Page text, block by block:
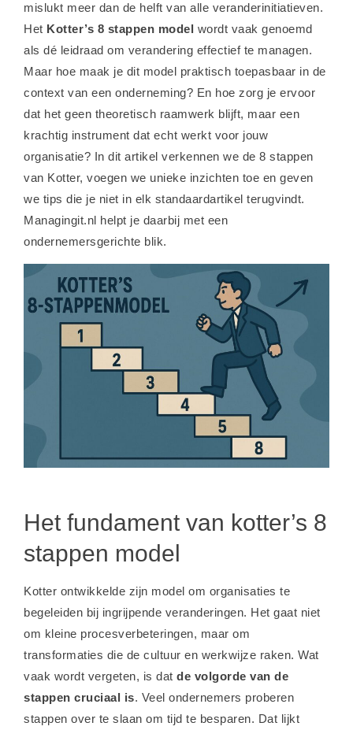
mislukt meer dan de helft van alle veranderinitiatieven.
Het Kotter’s 8 stappen model wordt vaak genoemd
als dé leidraad om verandering effectief te managen.
Maar hoe maak je dit model praktisch toepasbaar in de
context van een onderneming? En hoe zorg je ervoor
dat het geen theoretisch raamwerk blijft, maar een
krachtig instrument dat echt werkt voor jouw
organisatie? In dit artikel verkennen we de 8 stappen
van Kotter, voegen we unieke inzichten toe en geven
we tips die je niet in elk standaardartikel terugvindt.
Managingit.nl helpt je daarbij met een
ondernemersgerichte blik.
Het fundament van kotter’s 8
stappen model
Kotter ontwikkelde zijn model om organisaties te
begeleiden bij ingrijpende veranderingen. Het gaat niet
om kleine procesverbeteringen, maar om
transformaties die de cultuur en werkwijze raken. Wat
vaak wordt vergeten, is dat de volgorde van de
stappen cruciaal is. Veel ondernemers proberen
stappen over te slaan om tijd te besparen. Dat lijkt